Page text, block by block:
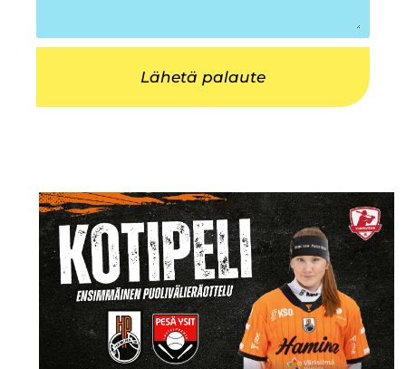
Lähetä palaute